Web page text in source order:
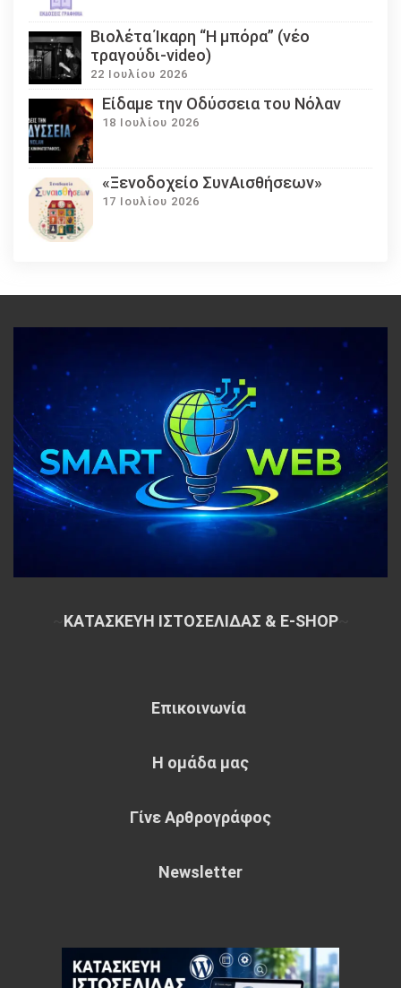
Βιολέτα Ίκαρη “Η μπόρα” (νέο
τραγούδι-video)
22 Ιουλίου 2026
Eίδαμε την Οδύσσεια του Νόλαν
18 Ιουλίου 2026
«Ξενοδοχείο ΣυνΑισθήσεων»
17 Ιουλίου 2026
ΚΑΤΑΣΚΕΥΗ ΙΣΤΟΣΕΛΙΔΑΣ & E-SHOP~
Επικοινωνία
Η ομάδα μας
Γίνε Αρθρογράφος
Newsletter